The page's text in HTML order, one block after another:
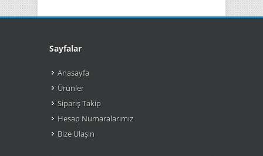
Sayfalar
Anasayfa
Ürünler
Sipariş Takip
Hesap Numaralarımız
Bize Ulaşın